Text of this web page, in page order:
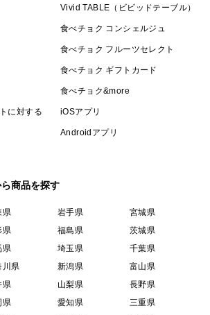
に対する
Vivid TABLE（ビビッドテーブル）
食べチョク コンシェルジュ
食べチョク フルーツセレクト
食べチョク ギフトカード
食べチョク&more
iOSアプリ
Androidアプリ
商品を探す
県 岩手県
宮城県
県 福島県
茨城県
県 埼玉県
千葉県
川県 新潟県
富山県
県 山梨県
長野県
県 愛知県
三重県